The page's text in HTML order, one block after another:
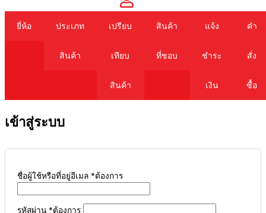
Cart
ยี่ห้อ ประเภท
สินค้า
เปรียบ
เทียบ
สินค้า
สินค้า
ที่ชอบ
แจ้ง
ชำระ
เงิน
คำ
สั่ง
ซื้อ
เข้าสู่ระบบ
ชื่อผู้ใช้หรือที่อยู่อีเมล *ต้องการ
รหัสผ่าน *ต้องการ